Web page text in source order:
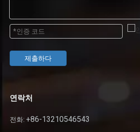
제출하다
연락처
전화: +86-13210546543